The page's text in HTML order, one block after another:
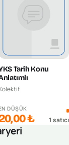
Tarih Konu
DÜŞÜK
₺ 1 satıcı